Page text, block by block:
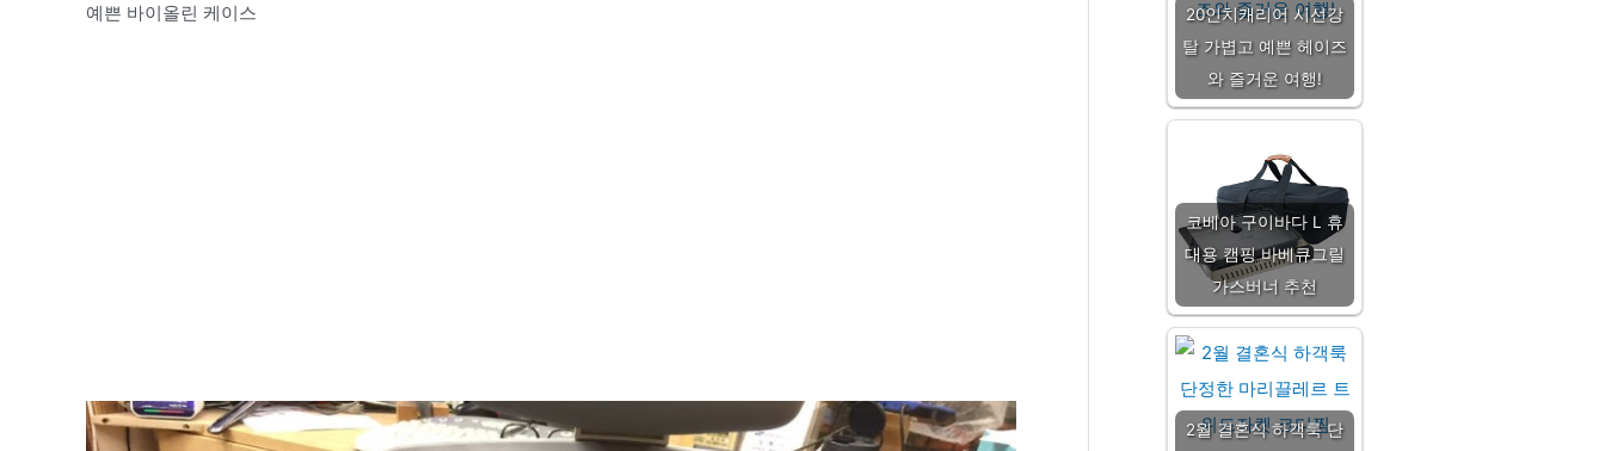
예쁜 바이올린 케이스
20인치캐리어 시선강
탈 가볍고 예쁜 헤이즈
와 즐거운 여행!
코베아 구이바다 L 휴
대용 캠핑 바베큐그릴
가스버너 추천
2월 결혼식 하객룩 단